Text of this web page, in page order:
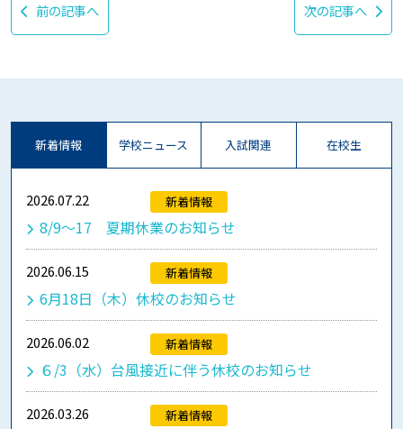
前の記事へ 次の記事へ
新着情報 学校ニュース 入試関連 在校生
2026.07.22 新着情報
8/9～17 夏期休業のお知らせ
2026.06.15 新着情報
6月18日（木）休校のお知らせ
2026.06.02 新着情報
６/3（水）台風接近に伴う休校のお知らせ
2026.03.26 新着情報